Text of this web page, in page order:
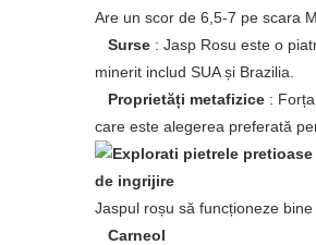
Are un scor de 6,5-7 pe scara
Surse : Jasp Rosu este o
minerit includ SUA și Brazilia.
Proprietăți metafizice :
care este alegerea preferată
Jaspul roșu să funcționeze
Carneol